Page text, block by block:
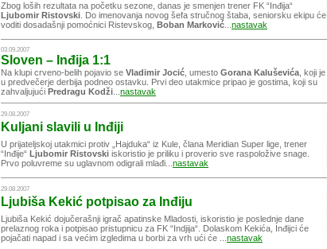
Zbog loših rezultata na početku sezone, danas je smenjen trener FK “Inđija“
Ljubomir Ristovski . Do imenovanja novog šefa stručnog štaba, seniorsku ekipu će
voditi dosadašnji pomoćnici Ristevskog, Boban Marković nastavak
03.09.2007
Sloven – Inđija 1:1
Na klupi crveno-belih pojavio se Vladimir Jocić , umesto Gorana Kaluševića , koji je
u predvečerje derbija podneo ostavku. Prvi deo utakmice pripao je gostima, koji su
zahvaljujući Predragu Kodži nastavak
29.08.2007
Kuljani slavili u Inđiji
U prijateljskoj utakmici protiv „Hajduka“ iz Kule, člana Meridian Super lige, trener
“Inđije“ Ljubomir Ristovski iskoristio je priliku i proverio sve raspoložive snage.
Prvo poluvreme su uglavnom odigrali mlađi... nastavak
29.08.2007
Ljubiša Kekić potpisao za Inđiju
Ljubiša Kekić dojučerašnji igrač apatinske Mladosti, iskoristio je poslednje dane
prelaznog roka i potpisao pristupnicu za FK “Indjija“. Dolaskom Kekića, Inđijci će
pojačati napad i sa većim izgledima u borbi za vrh ući će ... nastavak